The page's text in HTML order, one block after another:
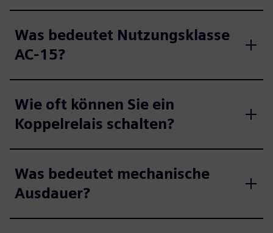
Was bedeutet Nutzungsklasse
AC-15?
Wie oft können Sie ein
Koppelrelais schalten?
Was bedeutet mechanische
Ausdauer?